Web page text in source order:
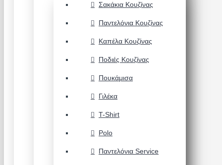
Σακάκια Κουζίνας
Παντελόνια Κουζίνας
Καπέλα Κουζίνας
Ποδιές Κουζίνας
Πουκάμισα
Γιλέκα
T-Shirt
Polo
Παντελόνια Service